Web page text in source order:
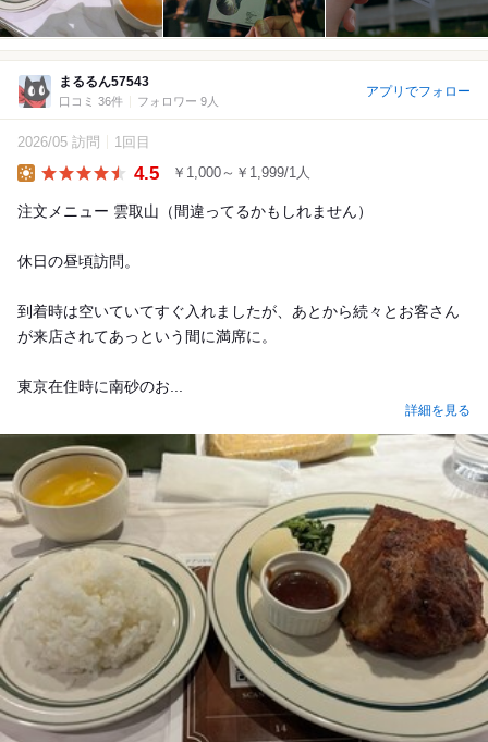
まるるん57543
口コミ 36件 フォロワー 9人
アプリでフォロー
2026/05 訪問 1回目
4.5 ￥1,000～￥1,999/1人
注文メニュー 雲取山（間違ってるかもしれません）
休日の昼頃訪問。
到着時は空いていてすぐ入れましたが、あとから続々とお客さん
が来店されてあっという間に満席に。
東京在住時に南砂のお...
詳細を見る